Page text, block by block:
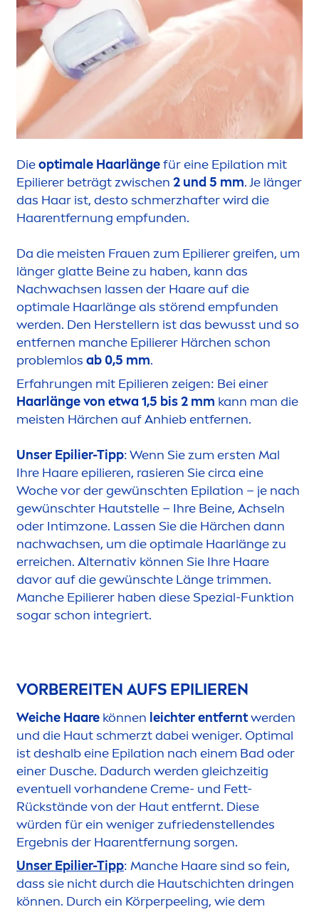
Dieoptimale Haarlängefür eine Epilation mit
Epilierer beträgt zwischen 2 und 5 mm. Je länger
das Haar ist, desto schmerzhafter wird die
Haarentfernung empfunden.
Da die meisten Frauen zum Epilierer greifen, um
länger glatte Beine zu haben, kann das
Nachwachsen lassen der Haare auf die
optimale Haarlänge als störend empfunden
werden. Den Herstellern ist das bewusst und so
entfernen manche Epilierer Härchen schon
problemlos ab 0,5 mm.
Erfahrungen mit Epilieren zeigen: Bei einer
Haarlänge von etwa 1,5 bis 2 mm kann man die
meisten Härchen auf Anhieb entfernen.
Unser Epilier-Tipp: Wenn Sie zum ersten Mal
Ihre Haare epilieren, rasieren Sie circa eine
Woche vor der gewünschten Epilation – je nach
gewünschter Hautstelle – Ihre Beine, Achseln
oder Intimzone. Lassen Sie die Härchen dann
nachwachsen, um die optimale Haarlänge zu
erreichen. Alternativ können Sie Ihre Haare
davor auf die gewünschte Länge trimmen.
Manche Epilierer haben diese Spezial-Funktion
sogar schon integriert.
VORBEREITEN AUFS EPILIEREN
Weiche Haare können leichter entferntwerden
und die Haut schmerzt dabei weniger. Optimal
ist deshalb eine Epilation nach einem Bad oder
einer Dusche. Dadurch werden gleichzeitig
eventuell vorhandene Creme- und Fett-
Rückstände von der Haut entfernt. Diese
würden für ein weniger zufriedenstellendes
Ergebnis der Haarentfernung sorgen.
Unser Epilier-Tipp: Manche Haare sind so fein,
dass sie nicht durch die Hautschichten dringen
können. Durch ein Körperpeeling, wie dem